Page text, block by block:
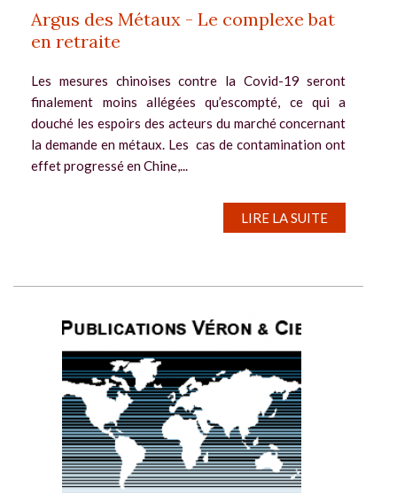
Argus des Métaux - Le complexe bat
en retraite
Les mesures chinoises contre la Covid-19 seront
finalement moins allégées qu’escompté, ce qui a
douché les espoirs des acteurs du marché concernant
la demande en métaux. Les cas de contamination ont
effet progressé en Chine,...